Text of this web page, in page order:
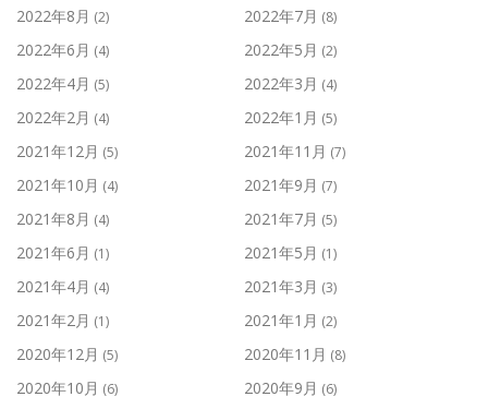
2022年8月 (2) 2022年7月 (8)
2022年6月 (4) 2022年5月 (2)
2022年4月 (5) 2022年3月 (4)
2022年2月 (4) 2022年1月 (5)
2021年12月 (5) 2021年11月 (7)
2021年10月 (4) 2021年9月 (7)
2021年8月 (4) 2021年7月 (5)
2021年6月 (1) 2021年5月 (1)
2021年4月 (4) 2021年3月 (3)
2021年2月 (1) 2021年1月 (2)
2020年12月 (5) 2020年11月 (8)
2020年10月 (6) 2020年9月 (6)